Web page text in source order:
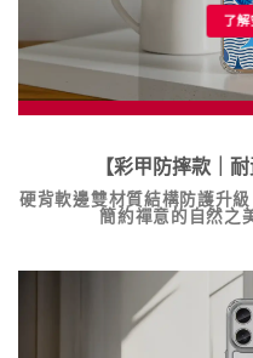
了
【彩甲防摔款｜耐
硬背軟邊雙材質結構防護升
簡約禪意的自然之